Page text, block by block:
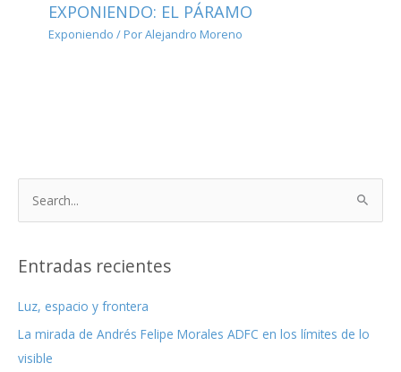
EXPONIENDO: EL PÁRAMO
Exponiendo / PorAlejandro Moreno
c
r
p
o
Entradas recientes
Luz, espacio y frontera
La mirada de Andrés Felipe Morales ADFC en los límites de lo
visible